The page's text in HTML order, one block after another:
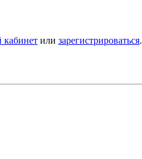
кабинет или зарегистрироваться.